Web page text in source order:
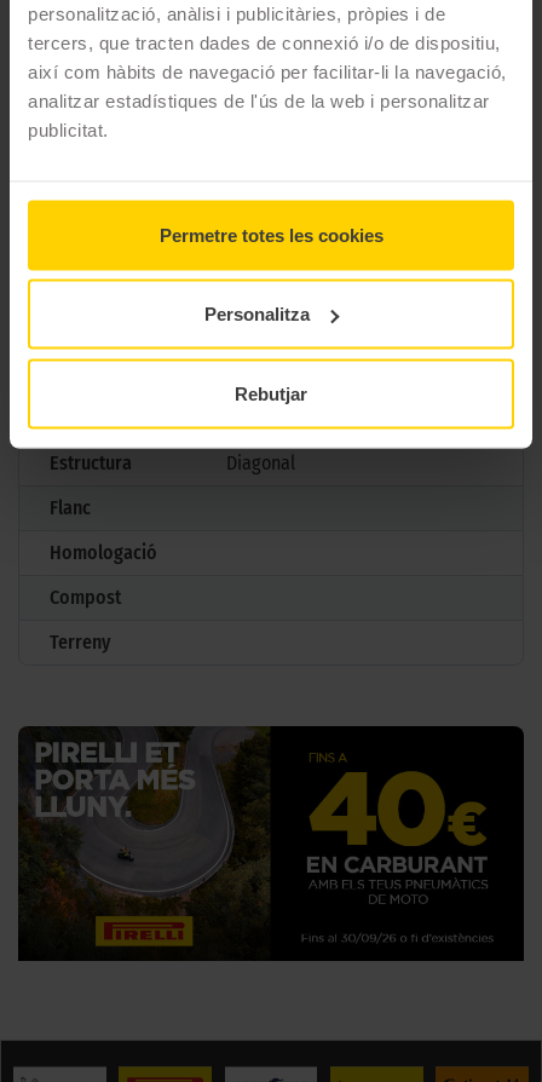
personalització, anàlisi i publicitàries, pròpies i de
tercers, que tracten dades de connexió i/o de dispositiu,
així com hàbits de navegació per facilitar-li la navegació,
analitzar estadístiques de l'ús de la web i personalitzar
publicitat.
Permetre totes les cookies
Personalitza
Rebutjar
CARACTERÍSTIQUES TÈCNIQUES
Marca
Pirelli
Darrera
Gama
Scooter
Urbano
Estructura
Diagonal
Flanc
Homologació
Compost
Terreny